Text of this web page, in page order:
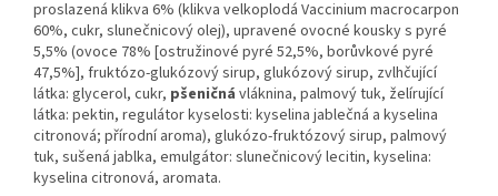
proslazená klikva 6% (klikva velkoplodá Vaccinium macrocarpon
60%, cukr, slunečnicový olej), upravené ovocné kousky s pyré
5,5% (ovoce 78% [ostružinové pyré 52,5%, borůvkové pyré
47,5%], fruktózo-glukózový sirup, glukózový sirup, zvlhčující
látka: glycerol, cukr, pšeničná vláknina, palmový tuk, želírující
látka: pektin, regulátor kyselosti: kyselina jablečná a kyselina
citronová; přírodní aroma), glukózo-fruktózový sirup, palmový
tuk, sušená jablka, emulgátor: slunečnicový lecitin, kyselina:
kyselina citronová, aromata.